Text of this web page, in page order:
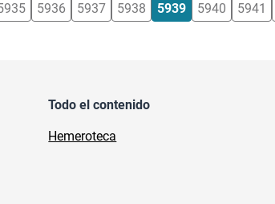
5936 5937 5938 5939 5940 5941
Todo el contenido
Hemeroteca